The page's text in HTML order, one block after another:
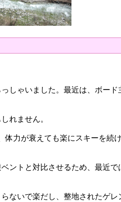
しゃいました。最近は、ボー
れません。
力が衰えても楽にスキーを続
ントと対比させるため、最近
ないで楽だし、整地されたゲ